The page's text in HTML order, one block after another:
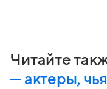
Читайте
— актеры,